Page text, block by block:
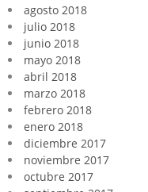
agosto 2018
julio 2018
junio 2018
mayo 2018
abril 2018
marzo 2018
febrero 2018
enero 2018
diciembre 2017
noviembre 2017
octubre 2017